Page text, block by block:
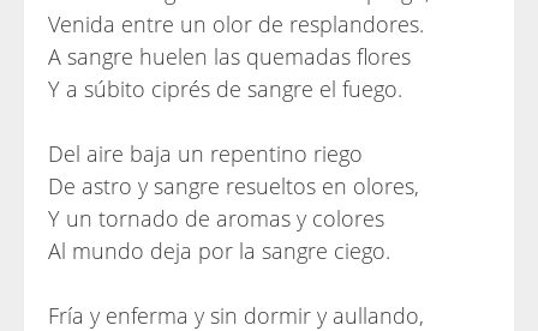
Venida entre un olor de resplandores.
A sangre huelen las quemadas flores
Y a súbito ciprés de sangre el fuego.
Del aire baja un repentino riego
De astro y sangre resueltos en olores,
Y un tornado de aromas y colores
Al mundo deja por la sangre ciego.
Fría y enferma y sin dormir y aullando,